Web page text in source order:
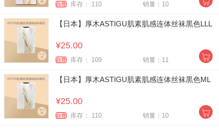
自营 库存： 110 销量：10
【日本】厚木ASTIGU肌素肌感连体丝袜黒色LLL
¥25.00
自营 库存： 109 销量：11
【日本】厚木ASTIGU肌素肌感连体丝袜黒色ML
¥25.00
自营 库存： 110 销量：10